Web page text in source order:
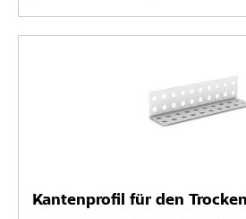
Kantenprofil für den